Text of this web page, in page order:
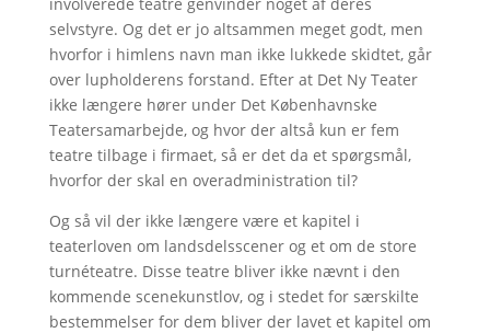
selvstyre. Og det er jo altsammen meget godt, men
hvorfor i himlens navn man ikke lukkede skidtet, går
over lupholderens forstand. Efter at Det Ny Teater
ikke længere hører under Det Københavnske
Teatersamarbejde, og hvor der altså kun er fem
teatre tilbage i firmaet, så er det da et spørgsmål,
hvorfor der skal en overadministration til?
Og så vil der ikke længere være et kapitel i
teaterloven om landsdelsscener og et om de store
turnéteatre. Disse teatre bliver ikke nævnt i den
kommende scenekunstlov, og i stedet for særskilte
bestemmelser for dem bliver der lavet et kapitel om